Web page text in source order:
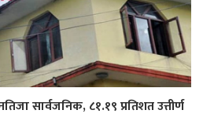
सार्वजनिक, ८१.१९ प्रतिशत उत्तीर्ण